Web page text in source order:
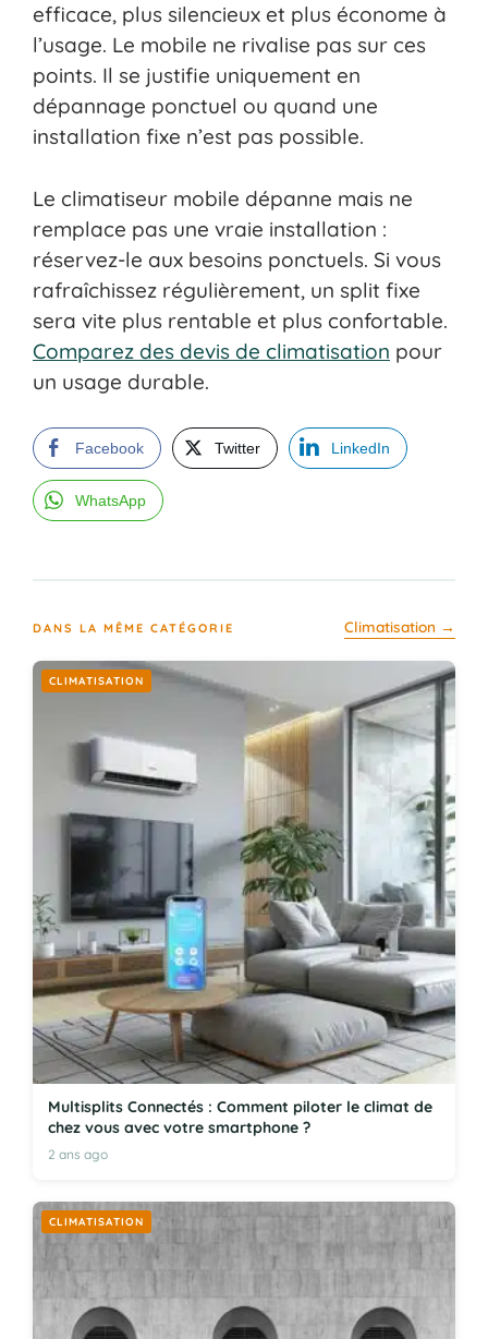
efficace, plus silencieux et plus économe à
l’usage. Le mobile ne rivalise pas sur ces
points. Il se justifie uniquement en
dépannage ponctuel ou quand une
installation fixe n’est pas possible.
Le climatiseur mobile dépanne mais ne
remplace pas une vraie installation :
réservez-le aux besoins ponctuels. Si vous
rafraîchissez régulièrement, un split fixe
sera vite plus rentable et plus confortable.
Comparez des devis de climatisation pour
un usage durable.
Facebook Twitter LinkedIn
WhatsApp
DANS LA MÊME CATÉGORIE Climatisation →
CLIMATISATION
Multisplits Connectés : Comment piloter le climat de
chez vous avec votre smartphone ?
2 ans ago
CLIMATISATION